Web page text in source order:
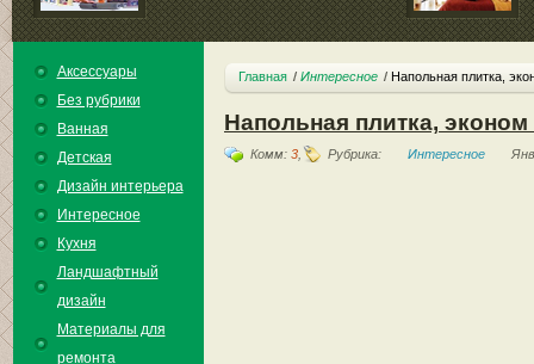
Аксессуары
Без рубрики
Ванная
Детская
Дизайн интерьера
Интересное
Кухня
Ландшафтный
дизайн
Материалы для
ремонта
Главная Интересное Напольная плитка,
Напольная плитка, эконом
Комм: 3, Рубрика: Интересное